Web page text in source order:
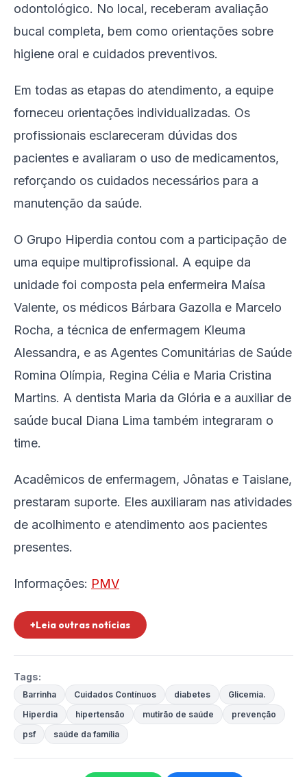
odontológico. No local, receberam avaliação
bucal completa, bem como orientações sobre
higiene oral e cuidados preventivos.
Em todas as etapas do atendimento, a equipe
forneceu orientações individualizadas. Os
profissionais esclareceram dúvidas dos
pacientes e avaliaram o uso de medicamentos,
reforçando os cuidados necessários para a
manutenção da saúde.
O Grupo Hiperdia contou com a participação de
uma equipe multiprofissional. A equipe da
unidade foi composta pela enfermeira Maísa
Valente, os médicos Bárbara Gazolla e Marcelo
Rocha, a técnica de enfermagem Kleuma
Alessandra, e as Agentes Comunitárias de Saúde
Romina Olímpia, Regina Célia e Maria Cristina
Martins. A dentista Maria da Glória e a auxiliar de
saúde bucal Diana Lima também integraram o
time.
Acadêmicos de enfermagem, Jônatas e Taislane,
prestaram suporte. Eles auxiliaram nas atividades
de acolhimento e atendimento aos pacientes
presentes.
Informações: PMV
+Leia outras notícias
Tags:
Barrinha Cuidados Contínuos diabetes
Glicemia.
Hiperdia
hipertensão mutirão de saúde
prevenção
psf
saúde da família